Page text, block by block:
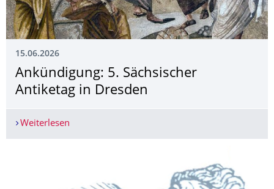
15.06.2026
Ankündigung: 5. Sächsischer
Antiketag in Dresden
Weiterlesen